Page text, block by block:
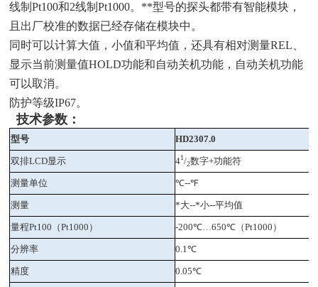
线制Pt100和2线制Pt1000。 **型号的探头都带有智能模块，
且出厂校准的数据已经存储在模块中。
同时可以计算大值，小值和平均值，还具有相对测量REL、
显示当前测量值HOLD功能和自动关机功能，自动关机功能
可以取消。
防护等级IP67。
技术参数：
型号 HD2307.0
双排LCD显示 41/2数字+功能符
测量单位 ℃--℉
测量 *大--*小--平均值
量程Pt100 （Pt1000 ） -200℃…650℃（Pt1000 ）
分辨率 0.1℃
精度 0.05℃